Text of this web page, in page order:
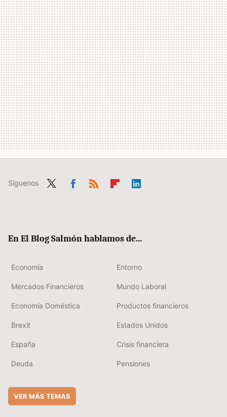
Síguenos
En El Blog Salmón hablamos de...
Economía Entorno
Mercados Financieros Mundo Laboral
Economía Doméstica Productos financieros
Brexit Estados Unidos
España Crisis financiera
Deuda Pensiones
VER MÁS TEMAS